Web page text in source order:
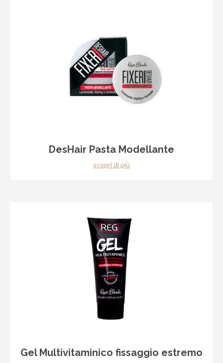
DesHair Pasta Modellante
scopri di più
Gel Multivitaminico fissaggio estremo